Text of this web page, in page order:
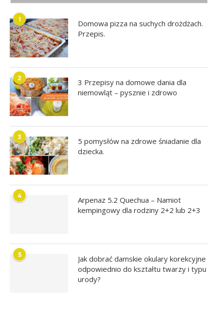
1
Domowa pizza na suchych drożdżach.
Przepis.
2
3 Przepisy na domowe dania dla
niemowląt – pysznie i zdrowo
3
5 pomysłów na zdrowe śniadanie dla
dziecka.
4
Arpenaz 5.2 Quechua – Namiot
kempingowy dla rodziny 2+2 lub 2+3
5
Jak dobrać damskie okulary korekcyjne
odpowiednio do kształtu twarzy i typu
urody?